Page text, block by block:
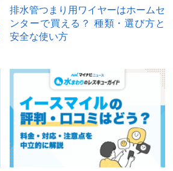
排水管つまり用ワイヤーはホームセ
ンターで買える？ 種類・選び方と
安全な使い方